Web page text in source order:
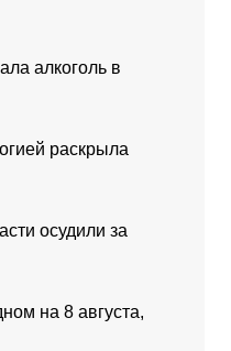
алкоголь в
раскрыла
осудили за
на 8 августа,